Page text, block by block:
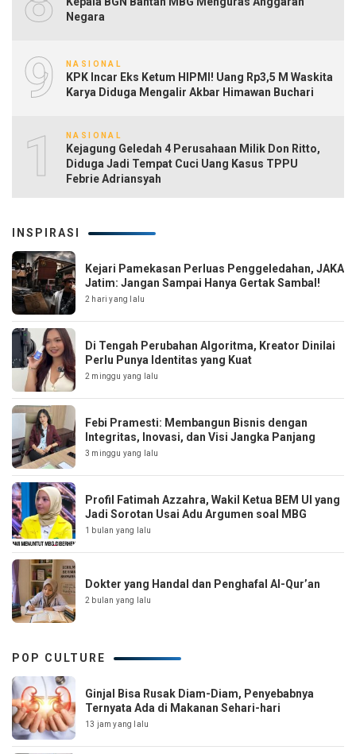
Negara
9 NASIONAL
KPK Incar Eks Ketum HIPMI! Uang Rp3,5 M Waskita
Karya Diduga Mengalir Akbar Himawan Buchari
10NASIONAL
Kejagung Geledah 4 Perusahaan Milik Don Ritto,
Diduga Jadi Tempat Cuci Uang Kasus TPPU
Febrie Adriansyah
INSPIRASI
Kejari Pamekasan Perluas Penggeledahan, JAKA
Jatim: Jangan Sampai Hanya Gertak Sambal!
2 hari yang lalu
Di Tengah Perubahan Algoritma, Kreator Dinilai
Perlu Punya Identitas yang Kuat
2 minggu yang lalu
Febi Pramesti: Membangun Bisnis dengan
Integritas, Inovasi, dan Visi Jangka Panjang
3 minggu yang lalu
Profil Fatimah Azzahra, Wakil Ketua BEM UI yang
Jadi Sorotan Usai Adu Argumen soal MBG
1 bulan yang lalu
Dokter yang Handal dan Penghafal Al-Qur’an
2 bulan yang lalu
POP CULTURE
Ginjal Bisa Rusak Diam-Diam, Penyebabnya
Ternyata Ada di Makanan Sehari-hari
13 jam yang lalu